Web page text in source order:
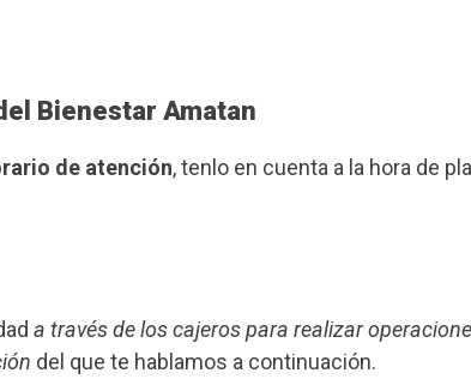
Bienestar Amatan
de atención, tenlo en cuenta a la hora de
a través de los cajeros para realizar
del que te hablamos a continuación.